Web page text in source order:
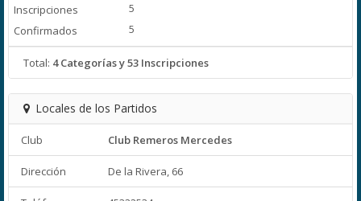
5
5
Total: 4 Categorías y 53 Inscripciones
Locales de los Partidos
Club Club Remeros Mercedes
Dirección De la Rivera, 66